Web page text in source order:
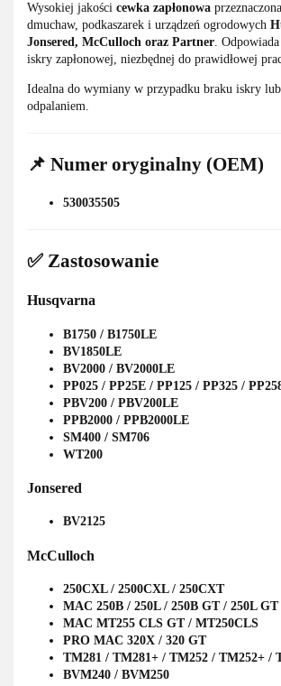
Wysokiej jakości cewka zapłonowa
dmuchaw, podkaszarek i urządzeń ogrodowych
Jonsered, McCulloch oraz Partner.
iskry zapłonowej, niezbędnej do prawidłowej
Idealna do wymiany w przypadku braku iskry
odpalaniem.
📌 Numer oryginalny (OEM)
530035505
✅ Zastosowanie
Husqvarna
B1750 / B1750LE
BV1850LE
BV2000 / BV2000LE
PP025 / PP25E / PP125 / PP325 /
PBV200 / PBV200LE
PPB2000 / PPB2000LE
SM400 / SM706
WT200
Jonsered
BV2125
McCulloch
250CXL / 2500CXL / 250CXT
MAC 250B / 250L / 250B GT / 250L GT
MAC MT255 CLS GT / MT250CLS
PRO MAC 320X / 320 GT
TM281 / TM281+ / TM252 / TM252+ /
BVM240 / BVM250